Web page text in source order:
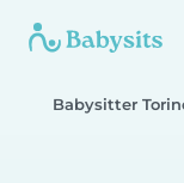
Babysitter